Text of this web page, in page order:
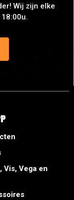
Wij zijn elke
Vis, Vega en